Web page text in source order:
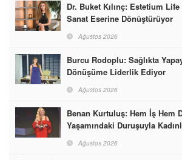
Dr. Buket Kılınç: Estetium
Sanat Eserine Dönüştürüyor
Ağustos 2026
Burcu Rodoplu: Sağlıkta
Dönüşüme Liderlik Ediyor
Ağustos 2026
Benan Kurtuluş: Hem İş Hem
Yaşamındaki Duruşuyla
Ağustos 2026